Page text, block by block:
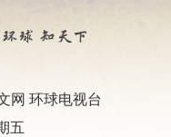
网 环球电视台
五